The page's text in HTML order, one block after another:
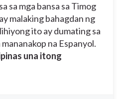
sa mga bansa sa Timog
malaking bahagdan ng
ito ay dumating sa
na Espanyol.
una itong